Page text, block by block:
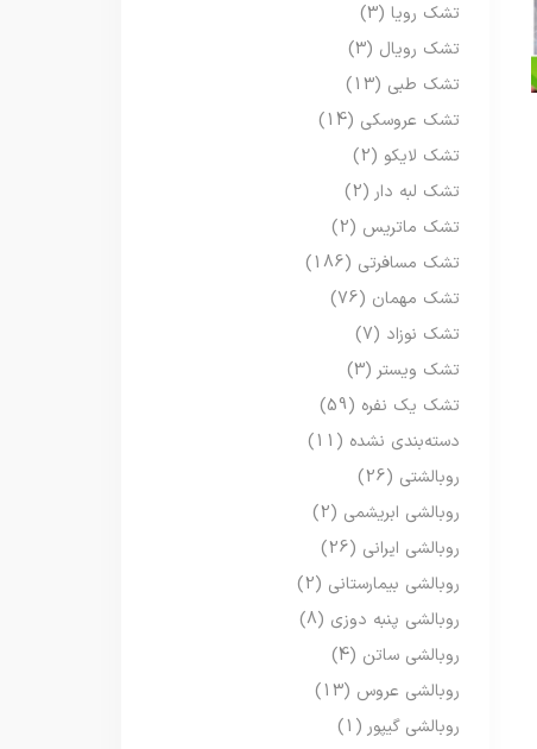
تشک رویا (3)
تشک رویال (3)
تشک طبی (13)
تشک عروسکی (14)
تشک لایکو (2)
تشک لبه دار (2)
تشک ماتریس (2)
تشک مسافرتی (186)
تشک مهمان (76)
تشک نوزاد (7)
تشک ویستر (3)
تشک یک نفره (59)
دسته‌بندی نشده (11)
روبالشتی (26)
روبالشی ابریشمی (2)
روبالشی ایرانی (26)
روبالشی بیمارستانی (2)
روبالشی پنبه دوزی (8)
روبالشی ساتن (4)
روبالشی عروس (13)
روبالشی گیپور (1)